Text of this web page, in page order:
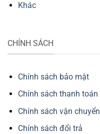
Khác
CHÍNH SÁCH
Chính sách bảo mật
Chính sách thanh toán
Chính sách vận chuyển
Chính sách đổi trả